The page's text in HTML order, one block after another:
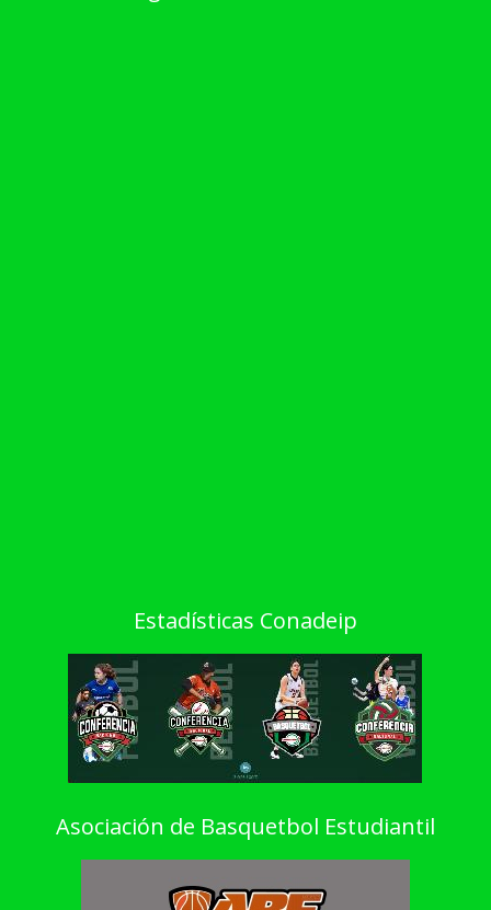
Estadísticas Conadeip
Asociación de Basquetbol Estudiantil